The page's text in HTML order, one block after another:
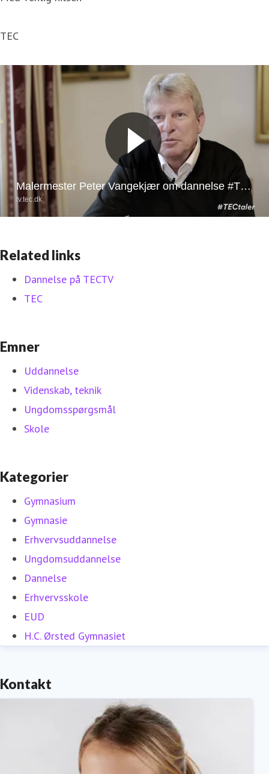
TEC
Related links
Dannelse på TECTV
TEC
Emner
Uddannelse
Videnskab, teknik
Ungdomsspørgsmål
Skole
Kategorier
Gymnasium
Gymnasie
Erhvervsuddannelse
Ungdomsuddannelse
Dannelse
Erhvervsskole
EUD
H.C. Ørsted Gymnasiet
Kontakt